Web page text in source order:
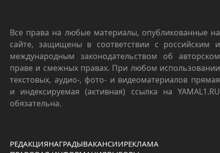
Все права на любые материалы, опубликованные на
сайте, защищены в соответствии с российским и
международным законодательством об авторском
праве и смежных правах. При любом использовании
текстовых, аудио-, фото- и видеоматериалов прямая
и индексируемая (активная) ссылка на YAMAL1.RU
обязательна.
РЕДАКЦИЯНАГРАДЫВАКАНСИИРЕКЛАМА